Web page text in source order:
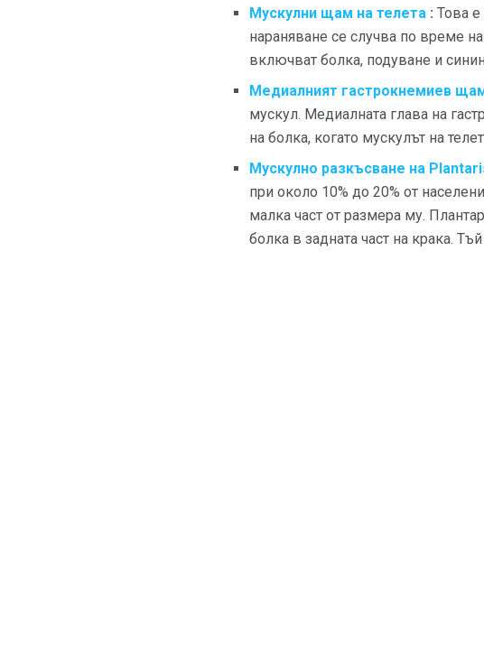
Мускулни щам на телета : Това е
нараняване се случва по време
включват болка, подуване и
Медиалният гастрокнемиев
мускул. Медиалната глава на
на болка, когато мускулът на
Мускулно разкъсване на
при около 10% до 20% от
малка част от размера му.
болка в задната част на крака.